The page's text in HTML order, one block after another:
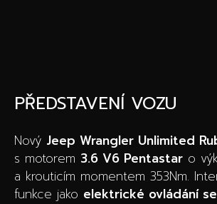
PŘEDSTAVENÍ VOZU
Nový Jeep Wrangler Unlimited
s motorem 3.6 V6 Pentastar o
a krouticím momentem 353Nm.
funkce jako elektrické ovládání